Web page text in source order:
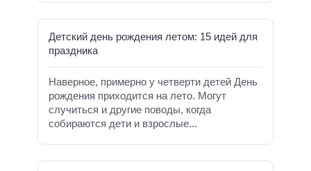
Детский день рождения летом: 15 идей для
праздника
Наверное, примерно у четверти детей День
рождения приходится на лето. Могут
случиться и другие поводы, когда
собираются дети и взрослые...